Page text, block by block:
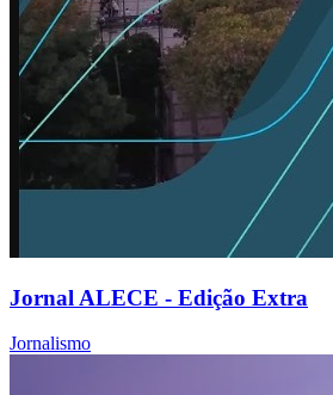
Jornal ALECE - Edição Extra
Jornalismo